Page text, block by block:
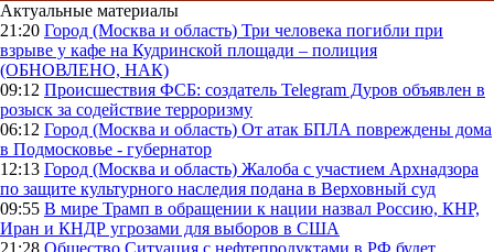
Актуальные материалы
21:20 Город (Москва и область) Три человека погибли при
взрыве у кафе на Кудринской площади – полиция
(ОБНОВЛЕНО, НАК)
09:12 Происшествия ФСБ: создатель Telegram Дуров объявлен в
розыск за содействие терроризму
06:12 Город (Москва и область) От атак БПЛА повреждены дома
в Подмосковье - губернатор
12:13 Город (Москва и область) Жалоба с участием Архнадзора
по защите культурного наследия подана в Верховный суд
09:55 В мире Трамп в обращении к нации назвал Россию, КНР,
Иран и КНДР угрозами для выборов в США